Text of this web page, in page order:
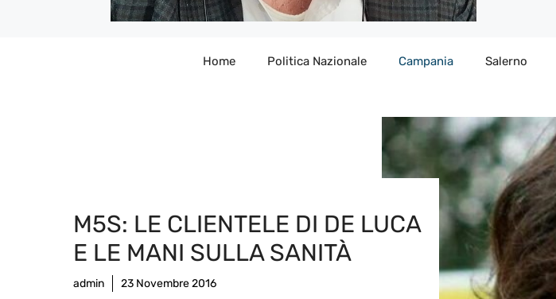
Home Politica Nazionale Campania Salerno
M5S: LE CLIENTELE DI DE LUCA
E LE MANI SULLA SANITÀ
admin 23 Novembre 2016